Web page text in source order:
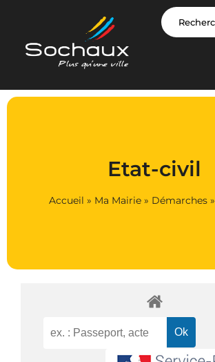
Etat-civil
Accueil » Ma Mairie» Démarches»
Panneau de gestion des cookies